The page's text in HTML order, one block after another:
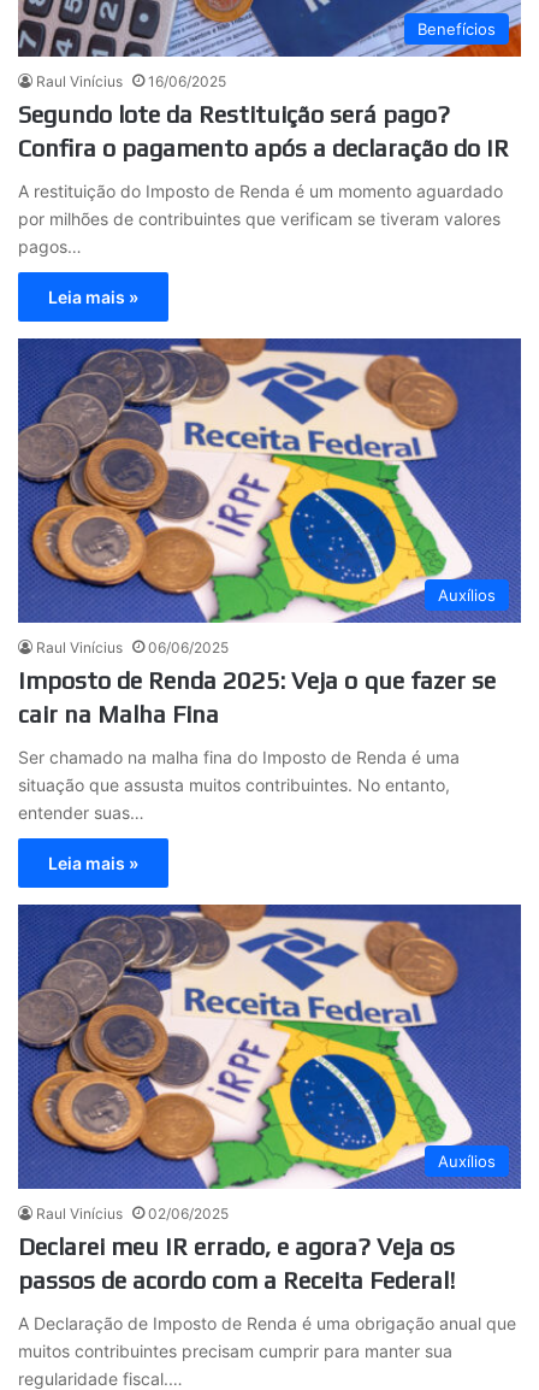
Benefícios
Raul Vinícius 16/06/2025
Segundo lote da Restituição será pago?
Confira o pagamento após a declaração do IR
A restituição do Imposto de Renda é um momento aguardado
por milhões de contribuintes que verificam se tiveram valores
pagos…
Leia mais »
Auxílios
Raul Vinícius 06/06/2025
Imposto de Renda 2025: Veja o que fazer se
cair na Malha Fina
Ser chamado na malha fina do Imposto de Renda é uma
situação que assusta muitos contribuintes. No entanto,
entender suas…
Leia mais »
Auxílios
Raul Vinícius 02/06/2025
Declarei meu IR errado, e agora? Veja os
passos de acordo com a Receita Federal!
A Declaração de Imposto de Renda é uma obrigação anual que
muitos contribuintes precisam cumprir para manter sua
regularidade fiscal.…